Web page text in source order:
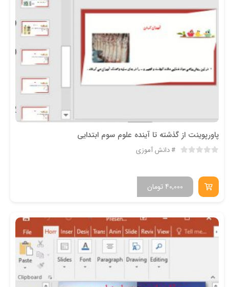
پاورپوینت از گذشته تا آینده علوم سوم ابتدایی
دانش آموزی
تومان40,000